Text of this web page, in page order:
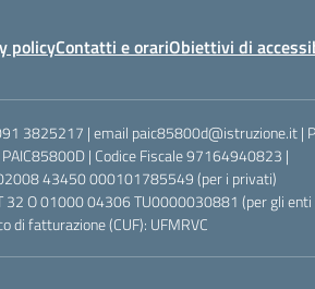
policyContatti e orariObiettivi di
3825217 | email paic85800d@istruzione.it |
| Codice Fiscale 97164940823 |
02008 43450 000101785549 (per i privati)
32 O 01000 04306 TU0000030881 (per gli enti
di fatturazione (CUF): UFMRVC